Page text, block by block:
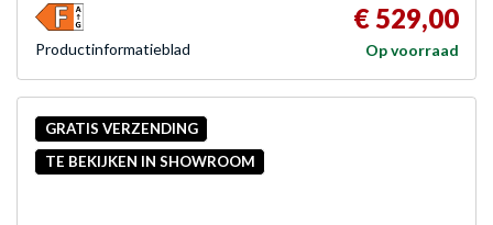
€ 529,00
Op voorraad
Product­informatieblad
GRATIS VERZENDING
TE BEKIJKEN IN SHOWROOM